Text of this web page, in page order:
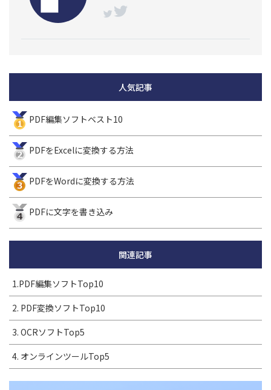
人気記事
PDF編集ソフトベスト10
PDFをExcelに変換する方法
PDFをWordに変換する方法
PDFに文字を書き込み
関連記事
1.PDF編集ソフトTop10
2. PDF変換ソフトTop10
3. OCRソフトTop5
4. オンラインツールTop5